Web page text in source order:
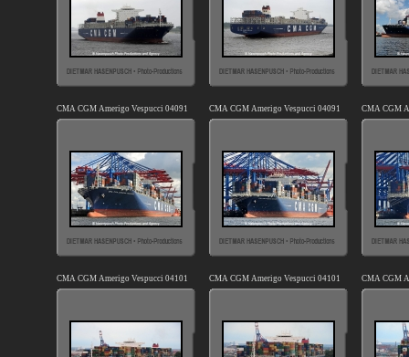
CMA CGM Amerigo Vespucci 040910-19.jpgCMA CGM Amerigo Vespucci 040910-27.jpgCMA CGM
CMA CGM Amerigo Vespucci 041012-05.jpgCMA CGM Amerigo Vespucci 041012-08.jpgCMA CGM